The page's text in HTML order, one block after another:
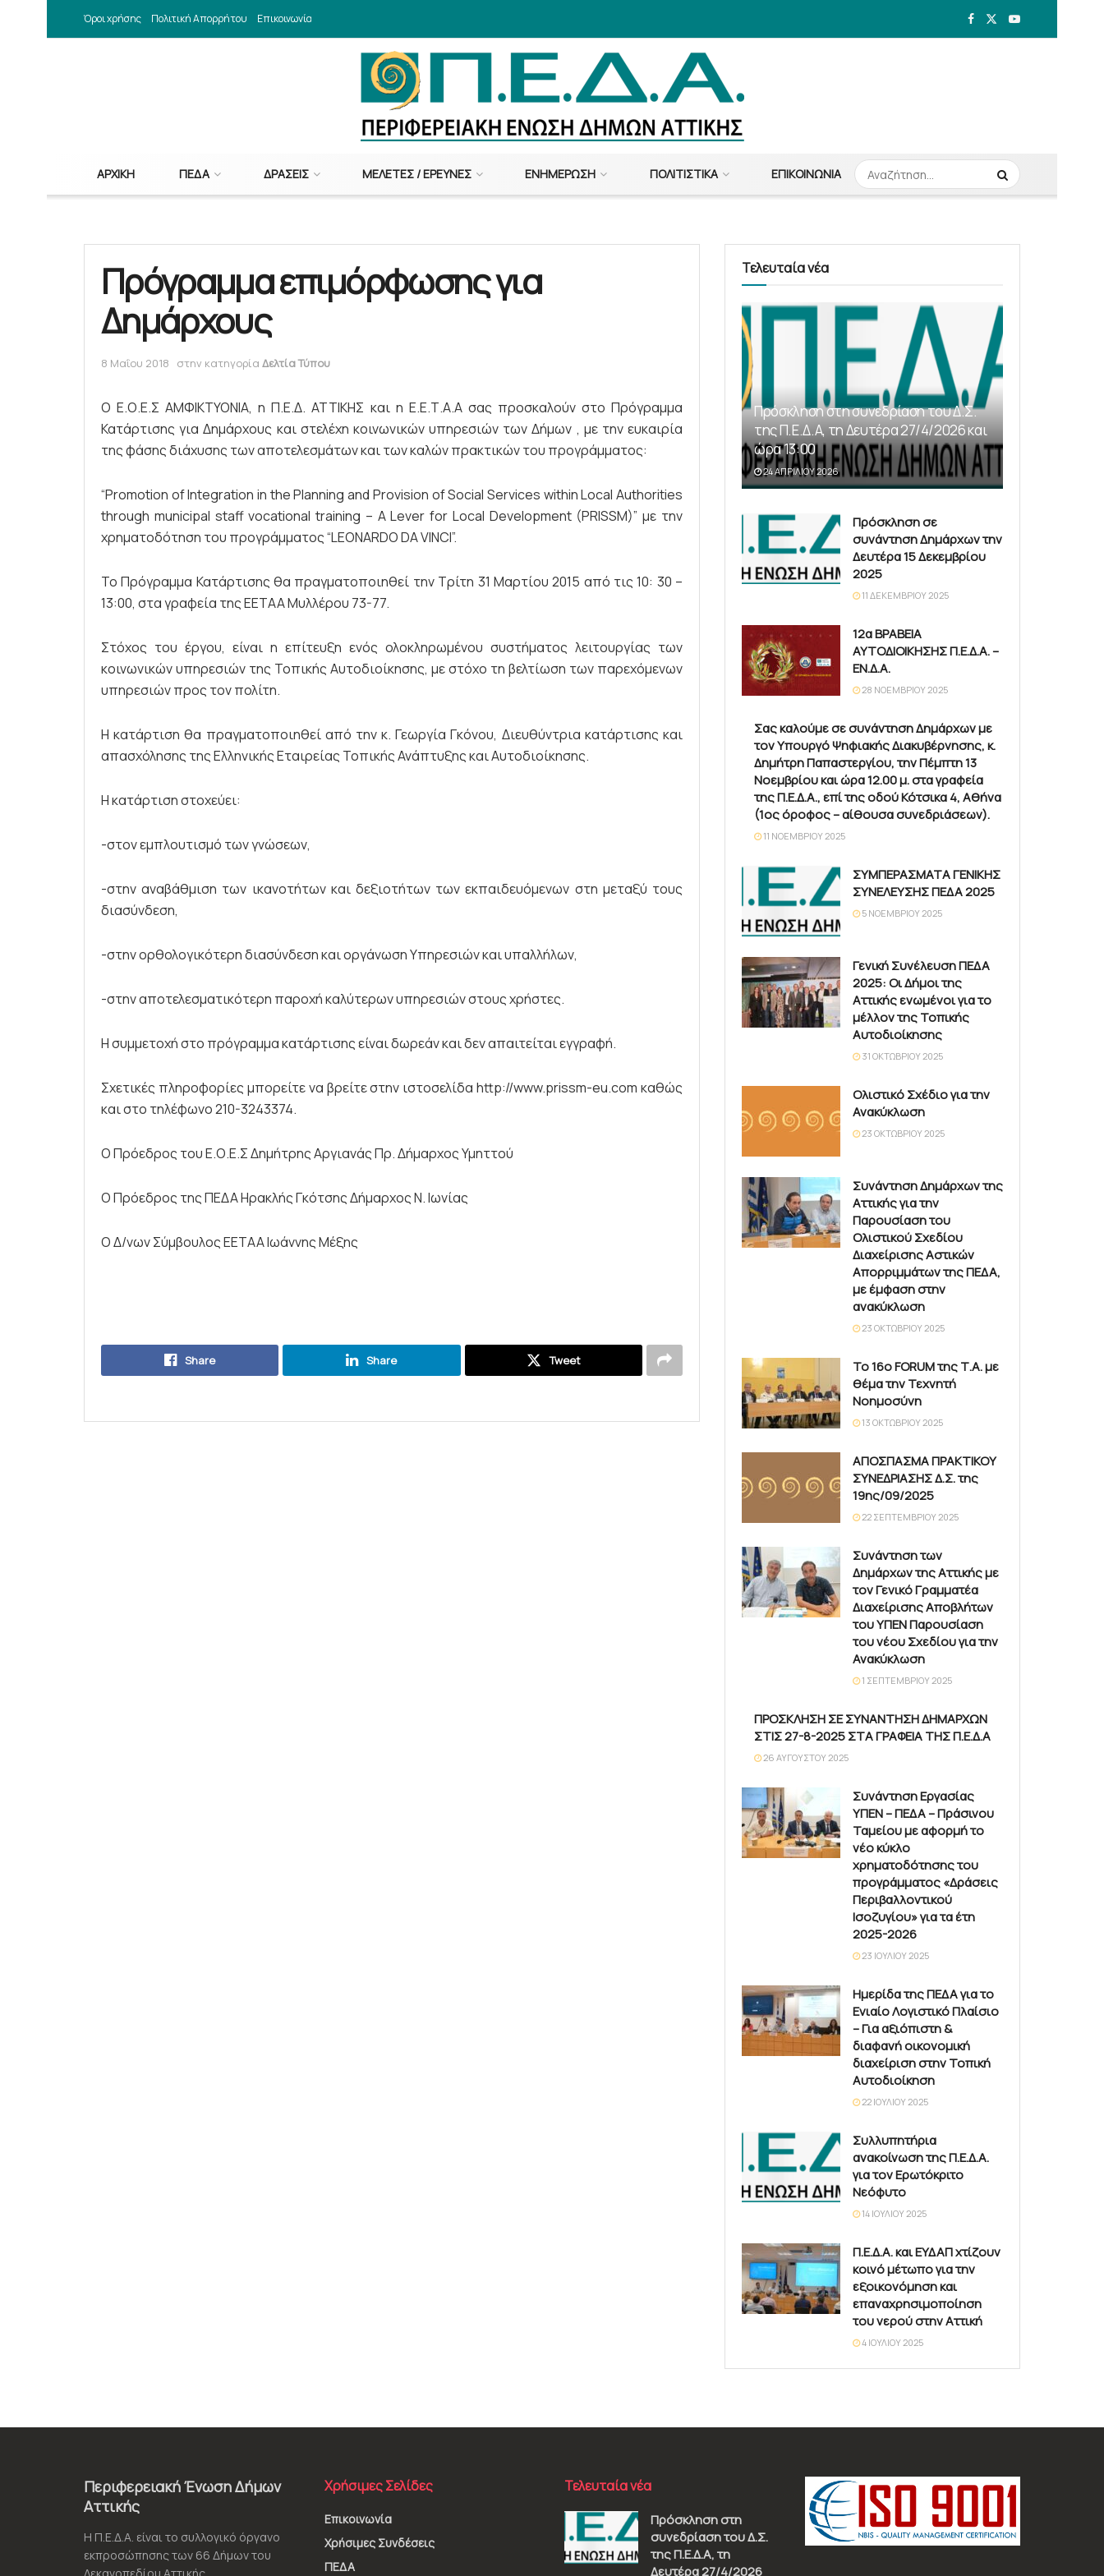
Όροι χρήσης Πολιτική Απορρήτου Επικοινωνία
ΑΡΧΙΚΉ ΠΕΔΑ ΔΡΆΣΕΙΣ ΜΕΛΈΤΕΣ / ΈΡΕΥΝΕΣ ΕΝΗΜΈΡΩΣΗ ΠΟΛΙΤΙΣΤΙΚΆ ΕΠΙΚΟΙΝΩΝΊΑ
Πρόγραμμα επιμόρφωσης για
Δημάρχους
8 Μαΐου 2018 στην κατηγορία Δελτία Τύπου
Ο Ε.Ο.Ε.Σ ΑΜΦΙΚΤΥΟΝΙΑ, η Π.Ε.Δ. ΑΤΤΙΚΗΣ και η Ε.Ε.Τ.Α.Α σας προσκαλούν στο Πρόγραμμα
Κατάρτισης για Δημάρχους και στελέχη κοινωνικών υπηρεσιών των Δήμων , με την ευκαιρία
της φάσης διάχυσης των αποτελεσμάτων και των καλών πρακτικών του προγράμματος:
“Promotion of Integration in the Planning and Provision of Social Services within Local Authorities
through municipal staff vocational training – A Lever for Local Development (PRISSM)” με την
χρηματοδότηση του προγράμματος “LEONARDO DA VINCI”.
Το Πρόγραμμα Κατάρτισης θα πραγματοποιηθεί την Τρίτη 31 Μαρτίου 2015 από τις 10: 30 –
13:00, στα γραφεία της ΕΕΤΑΑ Μυλλέρου 73-77.
Στόχος του έργου, είναι η επίτευξη ενός ολοκληρωμένου συστήματος λειτουργίας των
κοινωνικών υπηρεσιών της Τοπικής Αυτοδιοίκησης, με στόχο τη βελτίωση των παρεχόμενων
υπηρεσιών προς τον πολίτη.
Η κατάρτιση θα πραγματοποιηθεί από την κ. Γεωργία Γκόνου, Διευθύντρια κατάρτισης και
απασχόλησης της Ελληνικής Εταιρείας Τοπικής Ανάπτυξης και Αυτοδιοίκησης.
Η κατάρτιση στοχεύει:
-στον εμπλουτισμό των γνώσεων,
-στην αναβάθμιση των ικανοτήτων και δεξιοτήτων των εκπαιδευόμενων στη μεταξύ τους
διασύνδεση,
-στην ορθολογικότερη διασύνδεση και οργάνωση Υπηρεσιών και υπαλλήλων,
-στην αποτελεσματικότερη παροχή καλύτερων υπηρεσιών στους χρήστες.
Η συμμετοχή στο πρόγραμμα κατάρτισης είναι δωρεάν και δεν απαιτείται εγγραφή.
Σχετικές πληροφορίες μπορείτε να βρείτε στην ιστοσελίδα http://www.prissm-eu.com καθώς
και στο τηλέφωνο 210-3243374.
Ο Πρόεδρος του Ε.Ο.Ε.Σ Δημήτρης Αργιανάς Πρ. Δήμαρχος Υμηττού
Ο Πρόεδρος της ΠΕΔΑ Ηρακλής Γκότσης Δήμαρχος Ν. Ιωνίας
Ο Δ/νων Σύμβουλος ΕΕΤΑΑ Ιωάννης Μέξης
Share Share Tweet
Τελευταία νέα
Πρόσκληση στη συνεδρίαση του Δ.Σ.
της Π.Ε.Δ.Α, τη Δευτέρα 27/4/2026 και
ώρα 13:00
24 ΑΠΡΙΛΊΟΥ 2026
Πρόσκληση σε
συνάντηση Δημάρχων την
Δευτέρα 15 Δεκεμβρίου
2025
11 ΔΕΚΕΜΒΡΊΟΥ 2025
12α ΒΡΑΒΕΙΑ
ΑΥΤΟΔΙΟΙΚΗΣΗΣ Π.Ε.Δ.Α. –
ΕΝ.Δ.Α.
28 ΝΟΕΜΒΡΊΟΥ 2025
Σας καλούμε σε συνάντηση Δημάρχων με
τον Υπουργό Ψηφιακής Διακυβέρνησης, κ.
Δημήτρη Παπαστεργίου, την Πέμπτη 13
Νοεμβρίου και ώρα 12.00 μ. στα γραφεία
της Π.Ε.Δ.Α., επί της οδού Κότσικα 4, Αθήνα
(1ος όροφος – αίθουσα συνεδριάσεων).
11 ΝΟΕΜΒΡΊΟΥ 2025
ΣΥΜΠΕΡΑΣΜΑΤΑ ΓΕΝΙΚΗΣ
ΣΥΝΕΛΕΥΣΗΣ ΠΕΔΑ 2025
5 ΝΟΕΜΒΡΊΟΥ 2025
Γενική Συνέλευση ΠΕΔΑ
2025: Οι Δήμοι της
Αττικής ενωμένοι για το
μέλλον της Τοπικής
Αυτοδιοίκησης
31 ΟΚΤΩΒΡΊΟΥ 2025
Ολιστικό Σχέδιο για την
Ανακύκλωση
23 ΟΚΤΩΒΡΊΟΥ 2025
Συνάντηση Δημάρχων της
Αττικής για την
Παρουσίαση του
Ολιστικού Σχεδίου
Διαχείρισης Αστικών
Απορριμμάτων της ΠΕΔΑ,
με έμφαση στην
ανακύκλωση
23 ΟΚΤΩΒΡΊΟΥ 2025
Το 16ο FORUM της Τ.Α. με
θέμα την Τεχνητή
Νοημοσύνη
13 ΟΚΤΩΒΡΊΟΥ 2025
ΑΠΟΣΠΑΣΜΑ ΠΡΑΚΤΙΚΟΥ
ΣΥΝΕΔΡΙΑΣΗΣ Δ.Σ. της
19ης/09/2025
22 ΣΕΠΤΕΜΒΡΊΟΥ 2025
Συνάντηση των
Δημάρχων της Αττικής με
τον Γενικό Γραμματέα
Διαχείρισης Αποβλήτων
του ΥΠΕΝ Παρουσίαση
του νέου Σχεδίου για την
Ανακύκλωση
1 ΣΕΠΤΕΜΒΡΊΟΥ 2025
ΠΡΟΣΚΛΗΣΗ ΣΕ ΣΥΝΑΝΤΗΣΗ ΔΗΜΑΡΧΩΝ
ΣΤΙΣ 27-8-2025 ΣΤΑ ΓΡΑΦΕΙΑ ΤΗΣ Π.Ε.Δ.Α
26 ΑΥΓΟΎΣΤΟΥ 2025
Συνάντηση Εργασίας
ΥΠΕΝ – ΠΕΔΑ – Πράσινου
Ταμείου με αφορμή το
νέο κύκλο
χρηματοδότησης του
προγράμματος «Δράσεις
Περιβαλλοντικού
Ισοζυγίου» για τα έτη
2025-2026
23 ΙΟΥΛΊΟΥ 2025
Ημερίδα της ΠΕΔΑ για το
Ενιαίο Λογιστικό Πλαίσιο
– Για αξιόπιστη &
διαφανή οικονομική
διαχείριση στην Τοπική
Αυτοδιοίκηση
22 ΙΟΥΛΊΟΥ 2025
Συλλυπητήρια
ανακοίνωση της Π.Ε.Δ.Α.
για τον Ερωτόκριτο
Νεόφυτο
14 ΙΟΥΛΊΟΥ 2025
Π.Ε.Δ.Α. και ΕΥΔΑΠ χτίζουν
κοινό μέτωπο για την
εξοικονόμηση και
επαναχρησιμοποίηση
του νερού στην Αττική
4 ΙΟΥΛΊΟΥ 2025
Περιφερειακή Ένωση Δήμων
Αττικής
Η Π.Ε.Δ.Α. είναι το συλλογικό όργανο
εκπροσώπησης των 66 Δήμων του
Χρήσιμες Σελίδες
Επικοινωνία
Χρήσιμες Συνδέσεις
ΠΕΔΑ
Τελευταία νέα
Πρόσκληση στη
συνεδρίαση του Δ.Σ.
της Π.Ε.Δ.Α, τη
Δευτέρα 27/4/2026